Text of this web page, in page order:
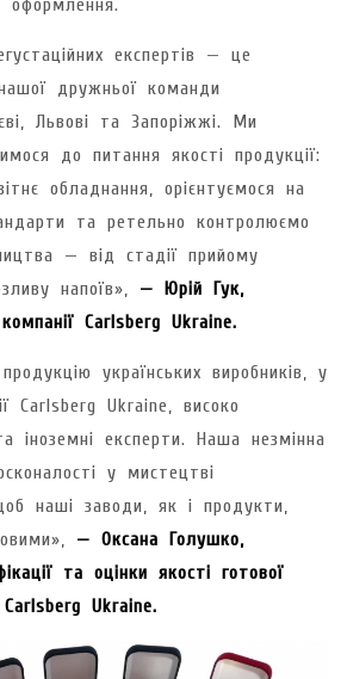
оформлення.
експертів — це
дружньої команди
Львові та Запоріжжі. Ми
до питання якості продукції:
обладнання, орієнтуємося на
та ретельно контролюємо
— від стадії прийому
напоїв», — Юрій Гук,
Carlsberg Ukraine.
українських виробників, у
Carlsberg Ukraine, високо
іноземні експерти. Наша незмінна
у мистецтві
наші заводи, як і продукти,
— Оксана Голушко,
та оцінки якості готової
Carlsberg Ukraine.